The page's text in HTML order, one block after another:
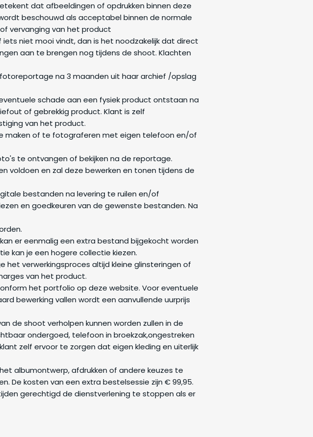
dat afbeeldingen of opdrukken binnen deze
beschouwd als acceptabel binnen de normale
vervanging van het product
niet mooi vindt, dan is het noodzakelijk dat direct
aan te brengen nog tijdens de shoot. Klachten
na 3 maanden uit haar archief /opslag
eventuele schade aan een fysiek product ontstaan na
of gebrekkig product. Klant is zelf
van het product.
maken of te fotograferen met eigen telefoon en/of
te ontvangen of bekijken na de reportage.
voldoen en zal deze bewerken en tonen tijdens de
bestanden na levering te ruilen en/of
en goedkeuren van de gewenste bestanden. Na
er eenmalig een extra bestand bijgekocht worden
kan je een hogere collectie kiezen.
het verwerkingsproces altijd kleine glinsteringen of
van het product.
het portfolio op deze website. Voor eventuele
bewerking vallen wordt een aanvullende uurprijs
de shoot verholpen kunnen worden zullen in de
ondergoed, telefoon in broekzak,ongestreken
zelf ervoor te zorgen dat eigen kleding en uiterlijk
albumontwerp, afdrukken of andere keuzes te
De kosten van een extra bestelsessie zijn € 99,95.
gerechtigd de dienstverlening te stoppen als er